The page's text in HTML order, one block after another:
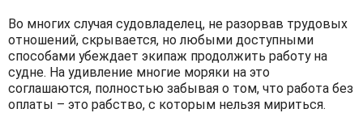
Во многих случая судовладелец, не разорвав трудовых
отношений, скрывается, но любыми доступными
способами убеждает экипаж продолжить работу на
судне. На удивление многие моряки на это
соглашаются, полностью забывая о том, что работа без
оплаты – это рабство, с которым нельзя мириться.